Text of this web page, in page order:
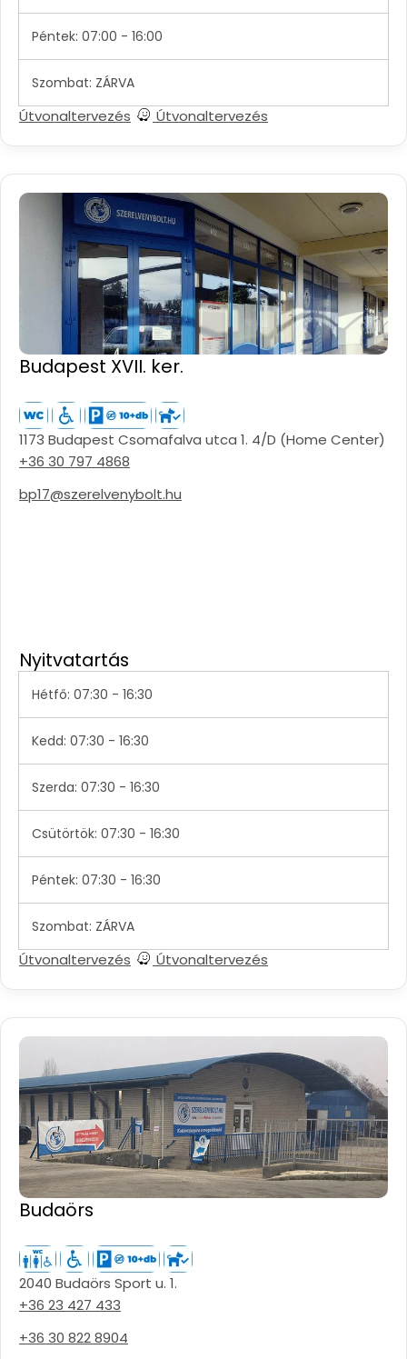
Péntek: 07:00 - 16:00
Szombat: ZÁRVA
Útvonaltervezés Útvonaltervezés
Budapest XVII. ker.
1173 Budapest Csomafalva utca 1. 4/D (Home Center)
+36 30 797 4868
bp17@szerelvenybolt.hu
Nyitvatartás
Hétfő: 07:30 - 16:30
Kedd: 07:30 - 16:30
Szerda: 07:30 - 16:30
Csütörtök: 07:30 - 16:30
Péntek: 07:30 - 16:30
Szombat: ZÁRVA
Útvonaltervezés Útvonaltervezés
Budaörs
2040 Budaörs Sport u. 1.
+36 23 427 433
+36 30 822 8904